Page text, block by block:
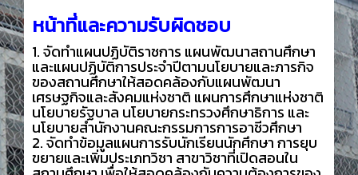
หน้าที่และความรับผิดชอบ
1. จัดทำแผนปฏิบัติราชการ แผนพัฒนาสถานศึกษา
และแผนปฏิบัติการประจำปีตามนโยบายและภารกิจ
ของสถานศึกษาให้สอดคล้องกับแผนพัฒนา
เศรษฐกิจและสังคมแห่งชาติ แผนการศึกษาแห่งชาติ
นโยบายรัฐบาล นโยบายกระทรวงศึกษาธิการ และ
นโยบายสำนักงานคณะกรรมการการอาชีวศึกษา
2. จัดทำข้อมูลแผนการรับนักเรียนนักศึกษา การยุบ
ขยายและเพิ่มประเภทวิชา สาขาวิชาที่เปิดสอนใน